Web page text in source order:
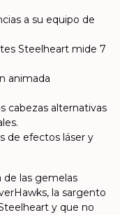
a su equipo de
Steelheart mide 7
animada
cabezas alternativas
de efectos láser y
de las gemelas
la sargento
y que no